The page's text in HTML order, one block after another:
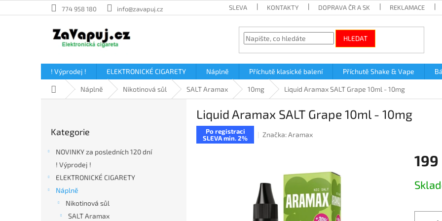
na
774 958 180 info@zavapuj.cz SLEVA KONTAKTY DOPRAVA ČR A SK REKLAMACE
HLEDAT
! Výprodej ! ELEKTRONICKÉ CIGARETY Náplně Příchutě klasické balení Příchutě Shake & Vape
Domů Náplně Nikotinová sůl SALT Aramax 10mg Liquid Aramax SALT Grape 10ml - 10mg
kategorie
Kategorie
NOVINKY za posledních 120 dní
! Výprodej !
ELEKTRONICKÉ CIGARETY
Náplně
Nikotinová sůl
SALT Aramax
Liquid Aramax SALT Grape 10ml - 10mg
Po registraci
SLEVA min. 2%
Značka:Aramax
199
cena: